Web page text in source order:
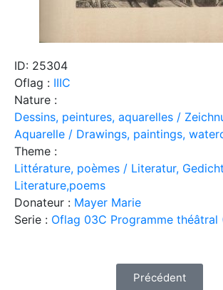
ID: 25304
Oflag : IIIC
Nature :
Dessins, peintures, aquarelles /
Aquarelle / Drawings, paintings,
Theme :
Littérature, poèmes / Literatur,
Literature,poems
Donateur : Mayer Marie
Serie : Oflag 03C Programme théâtral
Précédent